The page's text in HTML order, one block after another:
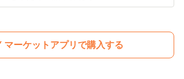
マーケットアプリで購入する